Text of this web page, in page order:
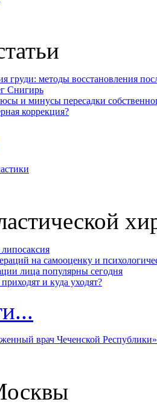
груди: методы восстановления
Снигирь
и минусы пересадки
коррекция?
на самооценку и
лица популярны сегодня
и куда уходят?
врач Чеченской Республики»